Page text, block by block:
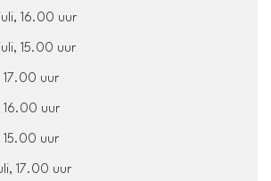
16.00 uur
15.00 uur
17.00 uur
16.00 uur
15.00 uur
17.00 uur